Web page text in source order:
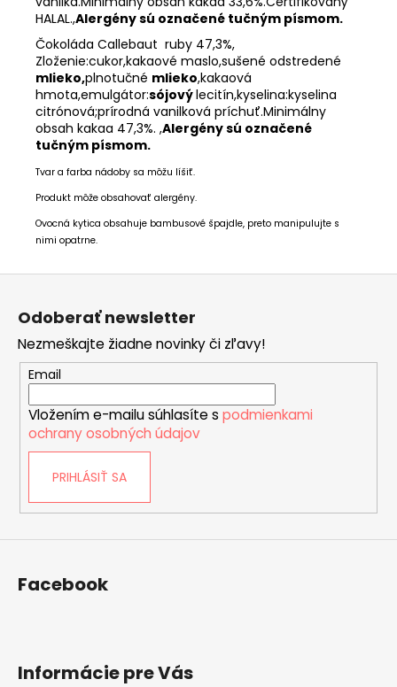
HALAL.,Alergény sú označené tučným písmom.
Čokoláda Callebaut ruby 47,3%,
Zloženie:cukor,kakaové maslo,sušené odstredené
mlieko,plnotučné mlieko,kakaová
hmota,emulgátor:sójovýlecitín,kyselina:kyselina
citrónová;prírodná vanilková príchuť.Minimálny
obsah kakaa 47,3%. ,Alergény sú označené
tučným písmom.
Tvar a farba nádoby sa môžu líšiť.
Produkt môže obsahovať alergény.
Ovocná kytica obsahuje bambusové špajdle, preto manipulujte s
nimi opatrne.
Z
Odoberať newsletter
Nezmeškajte žiadne novinky či zľavy!
Email
Vložením e-mailu súhlasíte s podmienkami
ochrany osobných údajov
PRIHLÁSIŤ SA
Facebook
Informácie pre Vás